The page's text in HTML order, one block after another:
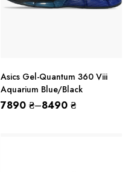
Asics Gel-Quantum 360 Viii
Aquarium Blue/Black
7890 ₴–8490 ₴